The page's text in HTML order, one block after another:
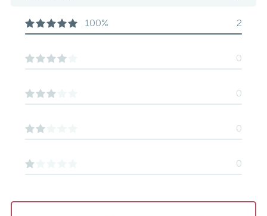
100% 2
0
0
0
0